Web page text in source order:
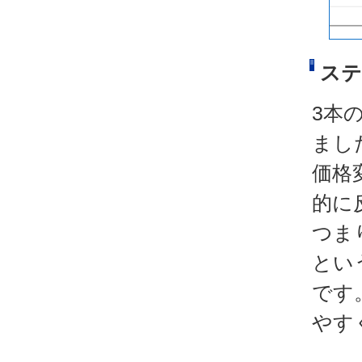
ス
3本
まし
価格
的に
つま
とい
です
やす